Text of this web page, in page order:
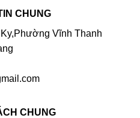
CHUNG
Vĩnh Thanh
CHUNG